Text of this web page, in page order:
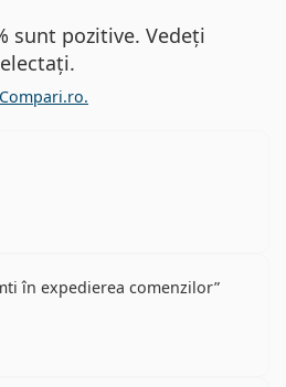
sunt pozitive. Vedeți
în expedierea comenzilor